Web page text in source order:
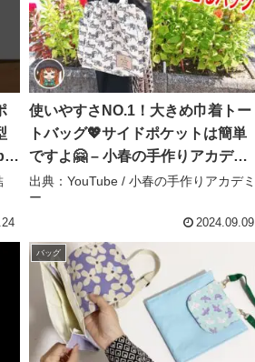
使いやすさNO.1！大きめ巾着トー
トバッグ💖サイドポケットは簡単
ですよ🤗 – 小春の手作りアカデミ
ー
出典：YouTube / 小春の手作りアカデミ
ー
2024.09.09
バッグ